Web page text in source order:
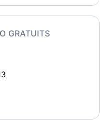
GRATUITS